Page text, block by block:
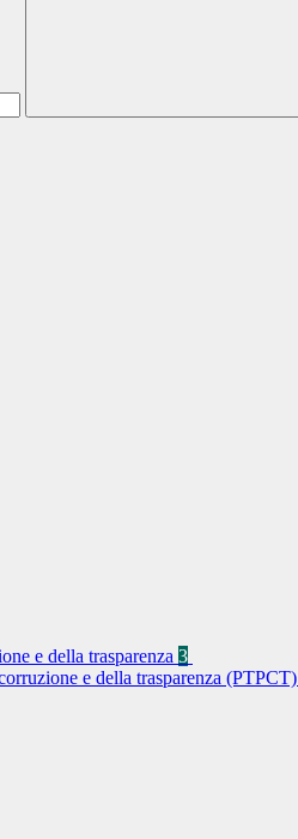
e della trasparenza 3
e della trasparenza (PTPCT)